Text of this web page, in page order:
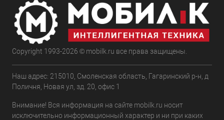
Copyright 1993-2026 © mobilk.ru все права защищены.
Наш адрес: 215010, Смоленская область, Гагаринский р-н, д
Поличня, Новая ул, зд. 20, офис 1
Внимание! Вся информация на сайте mobilk.ru носит
исключительно информационный характер и ни при каких